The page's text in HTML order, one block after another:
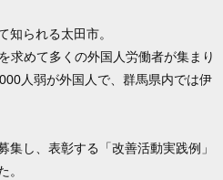
知られる太田市。
求めて多くの外国人労働者が集まり
人弱が外国人で、群馬県内では伊
し、表彰する「改善活動実践例」
。